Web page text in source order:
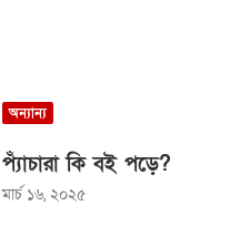
অন্যান্য
প্যাঁচারা কি বই পড়ে?
মার্চ ১৬, ২০২৫